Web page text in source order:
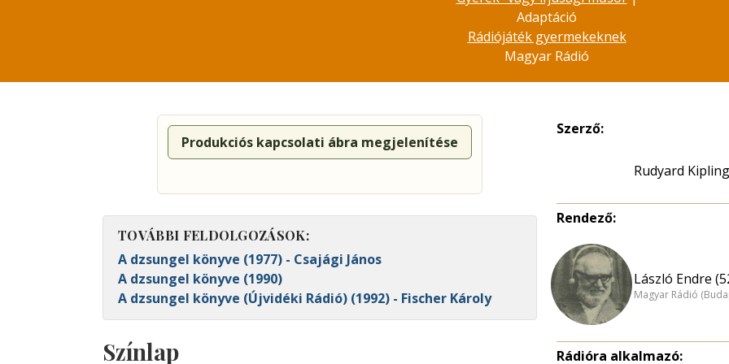
Adaptáció
Rádiójáték gyermekeknek
Magyar Rádió
Produkciós kapcsolati ábra megjelenítése
TOVÁBBI FELDOLGOZÁSOK:
A dzsungel könyve (1977) - Csajági János
A dzsungel könyve (1990)
A dzsungel könyve (Újvidéki Rádió) (1992) - Fischer Károly
Színlap
Szerző:
Rudyard Kipling
Rendező:
László Endre
Magyar Rádió
Rádióra alkalmazó: